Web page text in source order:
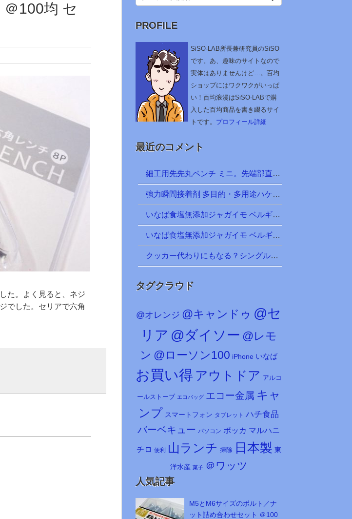
100均 セ
た。よく見ると、ネジ
でした。セリアで六角
PROFILE
SiSO-LAB所長兼研究員のSiSO
です。あ、趣味のサイトなので
実体はありませんけど…。百均
ショップにはワクワクがいっぱ
い！百均浪漫はSiSO-LABで購
入した百均商品を書き綴るサイ
トです。 プロフィール詳細
最近のコメント
細工用先先丸ペンチ ミニ。先端部直径は約1.6mm。釣り仕掛け天秤など針金細工に便利かな？ ＠100均 ダイソー
強力瞬間接着剤 多目的・多用途ハケ付 ＠100均 ダイソー
いなば食塩無添加ジャガイモ ベルギー産 ＠100均 キャンドゥ
いなば食塩無添加ジャガイモ ベルギー産 ＠100均 キャンドゥ
クッカー代わりにもなる？シングル450ml（実は500ml）ステンレス製マグカップ、ホルダー付き！ ＠100均ダイソー
タグクラウド
@オレンジ @キャンドゥ @セ
リア @ダイソー @レモ
ン @ローソン100 iPhone いなば
お買い得 アウトドア アルコ
ールストーブ エコバッグ エコー金属 キャ
ンプ スマートフォン タブレット ハチ食品
バーベキュー パソコン ポッカ マルハニ
チロ 便利 山ランチ 掃除 日本製 東
洋水産 菓子 ＠ワッツ
人気記事
M5とM6サイズのボルト／ナ
ット詰め合わせセット ＠100